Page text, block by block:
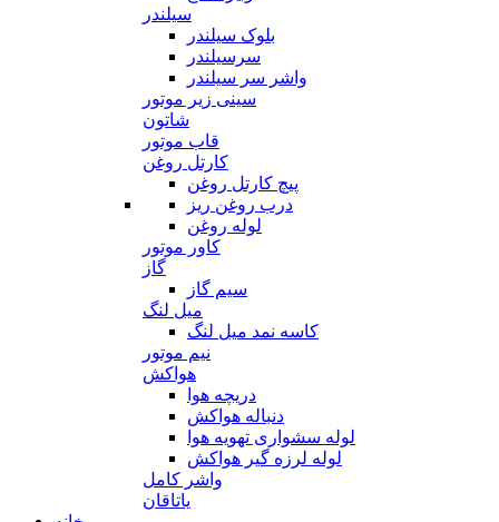
سیلندر
بلوک سیلندر
سرسیلندر
واشر سر سیلندر
سینی زیر موتور
شاتون
قاب موتور
کارتل روغن
پیچ کارتل روغن
درب روغن ریز
لوله روغن
کاور موتور
گاز
سیم گاز
میل لنگ
کاسه نمد میل لنگ
نیم موتور
هواکش
دریچه هوا
دنباله هواکش
لوله سشواری تهویه هوا
لوله لرزه گیر هواکش
واشر کامل
یاتاقان